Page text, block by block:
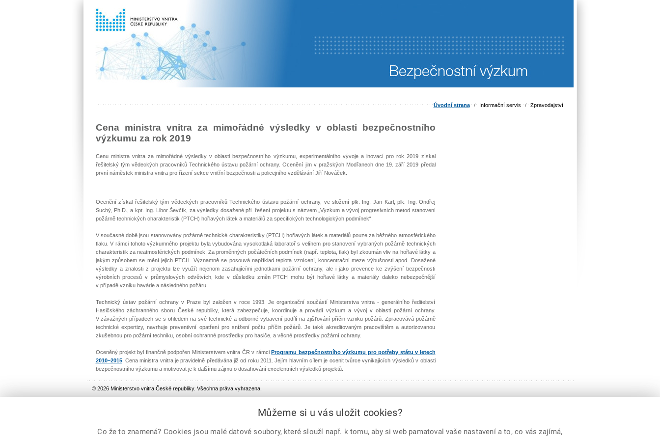
Úvodní strana / Informační servis / Zpravodajství
Cena ministra vnitra za mimořádné výsledky v oblasti bezpečnostního
výzkumu za rok 2019
Cenu ministra vnitra za mimořádné výsledky v oblasti bezpečnostního výzkumu, experimentálního vývoje a inovací pro rok 2019 získal
řešitelský tým vědeckých pracovníků Technického ústavu požární ochrany. Ocenění jim v pražských Modřanech dne 19. září 2019 předal
první náměstek ministra vnitra pro řízení sekce vnitřní bezpečnosti a policejního vzdělávání Jiří Nováček.
Ocenění získal řešitelský tým vědeckých pracovníků Technického ústavu požární ochrany, ve složení plk. Ing. Jan Karl, plk. Ing. Ondřej
Suchý, Ph.D., a kpt. Ing. Libor Ševčík, za výsledky dosažené při řešení projektu s názvem „Výzkum a vývoj progresivních metod stanovení
požárně technických charakteristik (PTCH) hořlavých látek a materiálů za specifických technologických podmínek“.
V současné době jsou stanovovány požárně technické charakteristiky (PTCH) hořlavých látek a materiálů pouze za běžného atmosférického
tlaku. V rámci tohoto výzkumného projektu byla vybudována vysokotlaká laboratoř s velínem pro stanovení vybraných požárně technických
charakteristik za neatmosférických podmínek. Za proměnných počátečních podmínek (např. teplota, tlak) byl zkoumán vliv na hořlavé látky a
jakým způsobem se mění jejich PTCH. Významně se posouvá například teplota vznícení, koncentrační meze výbušnosti apod. Dosažené
výsledky a znalosti z projektu lze využít nejenom zasahujícími jednotkami požární ochrany, ale i jako prevence ke zvýšení bezpečnosti
výrobních procesů v průmyslových odvětvích, kde v důsledku změn PTCH mohu být hořlavé látky a materiály daleko nebezpečnější
v případě vzniku havárie a následného požáru.
Technický ústav požární ochrany v Praze byl založen v roce 1993. Je organizační součástí Ministerstva vnitra - generálního ředitelství
Hasičského záchranného sboru České republiky, která zabezpečuje, koordinuje a provádí výzkum a vývoj v oblasti požární ochrany.
V závažných případech se s ohledem na své technické a odborné vybavení podílí na zjišťování příčin vzniku požárů. Zpracovává požárně
technické expertizy, navrhuje preventivní opatření pro snížení počtu příčin požárů. Je také akreditovaným pracovištěm a autorizovanou
zkušebnou pro požární techniku, osobní ochranné prostředky pro hasiče, a věcné prostředky požární ochrany.
Oceněný projekt byl finančně podpořen Ministerstvem vnitra ČR v rámciProgramu bezpečnostního výzkumu pro potřeby státu v letech
2010–2015. Cena ministra vnitra je pravidelně předávána již od roku 2011. Jejím hlavním cílem je ocenit tvůrce vynikajících výsledků v oblasti
bezpečnostního výzkumu a motivovat je k dalšímu zájmu o dosahování excelentních výsledků projektů.
© 2026 Ministerstvo vnitra České republiky. Všechna práva vyhrazena.
Můžeme si u vás uložit cookies?
Co že to znamená? Cookies jsou malé datové soubory, které slouží např. k tomu, aby si web pamatoval vaše nastavení a to, co vás zajímá,